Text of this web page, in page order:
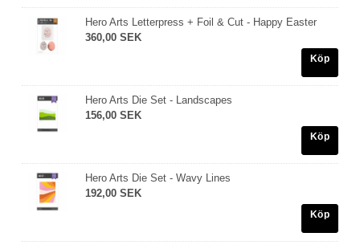
Hero Arts Letterpress + Foil & Cut - Happy Easter
360,00 SEK
Köp
Hero Arts Die Set - Landscapes
156,00 SEK
Köp
Hero Arts Die Set - Wavy Lines
192,00 SEK
Köp